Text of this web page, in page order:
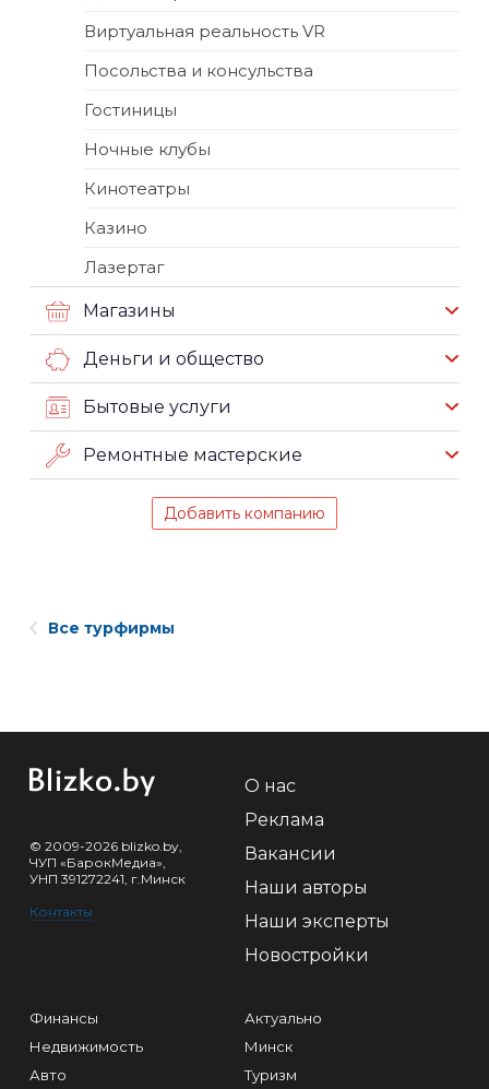
Виртуальная реальность VR
Посольства и консульства
Гостиницы
Ночные клубы
Кинотеатры
Казино
Лазертаг
Магазины
Деньги и общество
Бытовые услуги
Ремонтные мастерские
Добавить компанию
Все турфирмы
© 2009-2026 blizko.by,
ЧУП «БарокМедиа»,
УНП 391272241, г.Минск
Контакты
О нас
Реклама
Вакансии
Наши авторы
Наши эксперты
Новостройки
Финансы
Недвижимость
Авто
Актуально
Минск
Туризм